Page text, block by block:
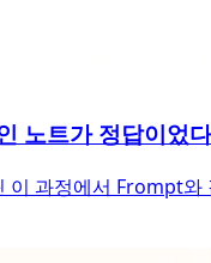
노트가 정답이었다
과정에서 Frompt